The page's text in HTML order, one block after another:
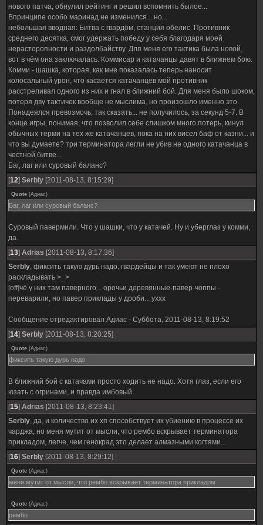
нового патча, обнулил рейтинг и решил вспомнить былое...
Впринципе особо маринад не изменился... но...
небольшая вводная: Битва с гвардом, станция обелис. Противник
среднего десятка, смог удержать победу у себя благодаря моей
нерасторопности и раздолбайству. Для меня его тактика была новой,
вот в чём она заключалась: Коммисар и катачанцы давят в ближнем бою.
Комми - шашка, которая, как мне показалась теперь наносит
колосальный урон, что касается катачанцев мой противник
расстреливал одного из них и гнал в ближний бой. Для меня было шоком,
потеря дву тактичек вообще не мыслима, но произошло именно это.
Понадеялся превозмочь, так сказать... не получилось, за секунд 5-7. В
конце игры, понимая, что позволил себе слишком много потерь, кинул
обычных терми на тех же катачанцев, пока на них висел баф от казни... и
что вы думаете? три терминатора легли не убив не одного катачанца в
честной битве...
Баг, лаг или суровый баланс?
[12] SerbIy [2011-08-13, 8:15:29]
Quote (Адиас)
Баг, лаг или суровый баланс?
Суровый павермили. Что у шашки, что у катачей. Ну и уберглаз у комми,
да.
[13] Adrias [2011-08-13, 8:17:36]
SerbIy, фиксить такую дурь надо, гвардейцы и так умеют не плохо
раскладывать >_>
[off]чё у них там паверного... орочьи деревянные-павер-чоппы -
переварили, но павер приклады у дроби... уххх
Сообщение отредактировал Адиас - Суббота, 2011-08-13, 8:19:52
[14] SerbIy [2011-08-13, 8:20:25]
Quote (Адиас)
фиксить такую дурь надо
В ближний бой с катачами просто ходить не надо. Хотя глаз, если его
юзать с огринами, и правда имбовый.
[15] Adrias [2011-08-13, 8:23:41]
SerbIy, да, и количество их хп способствует их убиению в процессе их
чарджа, но меня мутит от мысли, что рембо вскрывает терминатора
прикладом, легче, чем генокрад это делает алмазными когтями...
[16] SerbIy [2011-08-13, 8:29:12]
Quote (Адиас)
меня мутит от мысли, что рембо вскрывает терминатора прикладом
Quote (Адиас)
рембо